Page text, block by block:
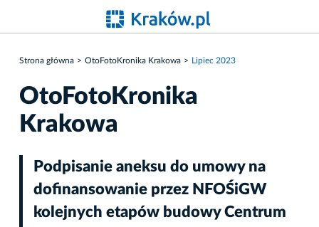
Strona główna OtoFotoKronika Krakowa Lipiec 2023
OtoFotoKronika
Krakowa
Podpisanie aneksu do umowy na
dofinansowanie przez NFOŚiGW
kolejnych etapów budowy Centrum